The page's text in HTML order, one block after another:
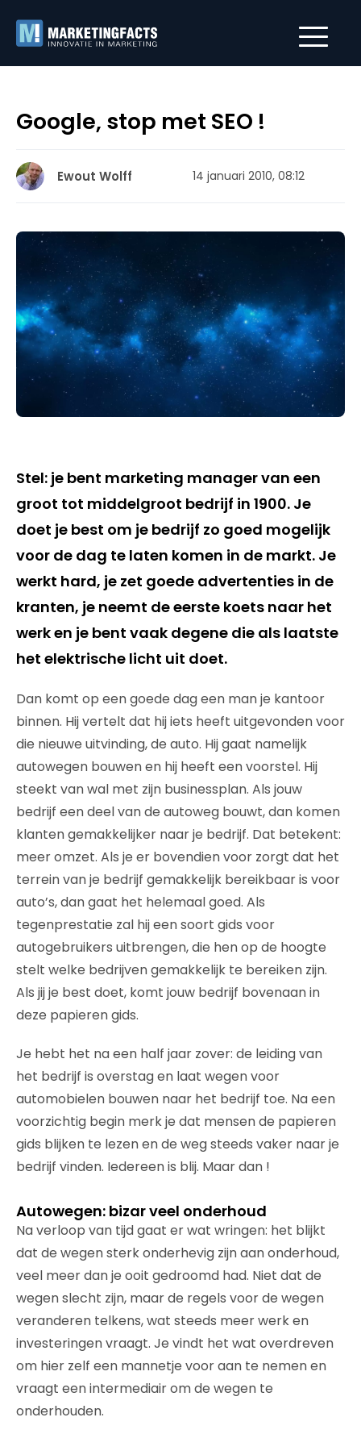
Google, stop met SEO !
Ewout Wolff 14 januari 2010, 08:12
Stel: je bent marketing manager van een
groot tot middelgroot bedrijf in 1900. Je
doet je best om je bedrijf zo goed mogelijk
voor de dag te laten komen in de markt. Je
werkt hard, je zet goede advertenties in de
kranten, je neemt de eerste koets naar het
werk en je bent vaak degene die als laatste
het elektrische licht uit doet.
Dan komt op een goede dag een man je kantoor
binnen. Hij vertelt dat hij iets heeft uitgevonden voor
die nieuwe uitvinding, de auto. Hij gaat namelijk
autowegen bouwen en hij heeft een voorstel. Hij
steekt van wal met zijn businessplan. Als jouw
bedrijf een deel van de autoweg bouwt, dan komen
klanten gemakkelijker naar je bedrijf. Dat betekent:
meer omzet. Als je er bovendien voor zorgt dat het
terrein van je bedrijf gemakkelijk bereikbaar is voor
auto’s, dan gaat het helemaal goed. Als
tegenprestatie zal hij een soort gids voor
autogebruikers uitbrengen, die hen op de hoogte
stelt welke bedrijven gemakkelijk te bereiken zijn.
Als jij je best doet, komt jouw bedrijf bovenaan in
deze papieren gids.
Je hebt het na een half jaar zover: de leiding van
het bedrijf is overstag en laat wegen voor
automobielen bouwen naar het bedrijf toe. Na een
voorzichtig begin merk je dat mensen de papieren
gids blijken te lezen en de weg steeds vaker naar je
bedrijf vinden. Iedereen is blij. Maar dan !
Autowegen: bizar veel onderhoud
Na verloop van tijd gaat er wat wringen: het blijkt
dat de wegen sterk onderhevig zijn aan onderhoud,
veel meer dan je ooit gedroomd had. Niet dat de
wegen slecht zijn, maar de regels voor de wegen
veranderen telkens, wat steeds meer werk en
investeringen vraagt. Je vindt het wat overdreven
om hier zelf een mannetje voor aan te nemen en
vraagt een intermediair om de wegen te
onderhouden.